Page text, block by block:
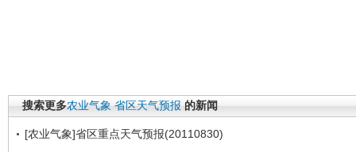
搜索更多农业气象 省区天气预报 的新闻
[农业气象]省区重点天气预报(20110830)